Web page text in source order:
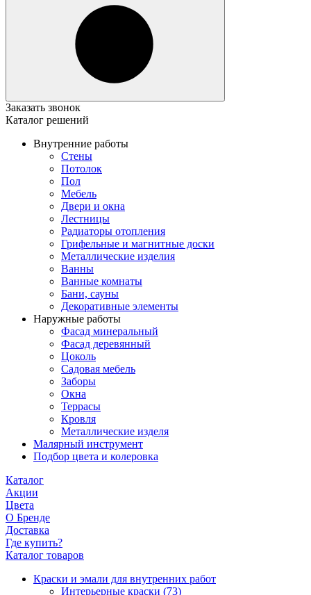
Заказать звонок
Каталог решений
Внутренние работы
Стены
Потолок
Пол
Мебель
Двери и окна
Лестницы
Радиаторы отопления
Грифельные и магнитные доски
Металлические изделия
Ванны
Ванные комнаты
Бани, сауны
Декоративные элементы
Наружные работы
Фасад минеральный
Фасад деревянный
Цоколь
Садовая мебель
Заборы
Окна
Террасы
Кровля
Металлические изделя
Малярный инструмент
Подбор цвета и колеровка
Каталог
Акции
Цвета
О Бренде
Доставка
Где купить?
Каталог товаров
Краски и эмали для внутренних работ
Интерьерные краски (73)